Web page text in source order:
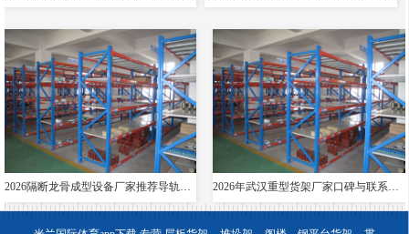
2026隔断龙骨成型设备厂家推荐导轨成型设备货架夸梁层板生产线电缆桥架厂家优选指南！ 2026年武汉重型货架厂家口碑与联系方式全解析